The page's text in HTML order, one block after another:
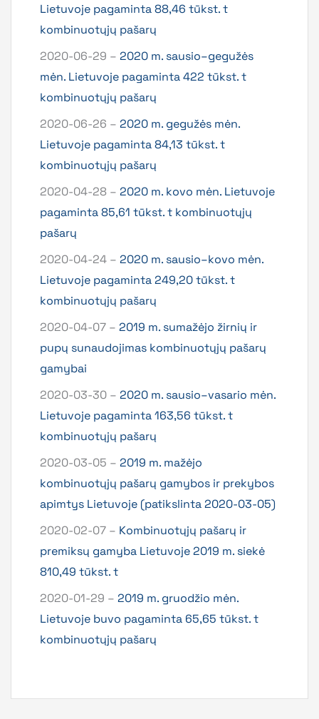
Lietuvoje pagaminta 88,46 tūkst. t
kombinuotųjų pašarų
2020-06-29 – 2020 m. sausio–gegužės
mėn. Lietuvoje pagaminta 422 tūkst. t
kombinuotųjų pašarų
2020-06-26 – 2020 m. gegužės mėn.
Lietuvoje pagaminta 84,13 tūkst. t
kombinuotųjų pašarų
2020-04-28 – 2020 m. kovo mėn. Lietuvoje
pagaminta 85,61 tūkst. t kombinuotųjų
pašarų
2020-04-24 – 2020 m. sausio–kovo mėn.
Lietuvoje pagaminta 249,20 tūkst. t
kombinuotųjų pašarų
2020-04-07 – 2019 m. sumažėjo žirnių ir
pupų sunaudojimas kombinuotųjų pašarų
gamybai
2020-03-30 – 2020 m. sausio–vasario mėn.
Lietuvoje pagaminta 163,56 tūkst. t
kombinuotųjų pašarų
2020-03-05 – 2019 m. mažėjo
kombinuotųjų pašarų gamybos ir prekybos
apimtys Lietuvoje (patikslinta 2020-03-05)
2020-02-07 – Kombinuotųjų pašarų ir
premiksų gamyba Lietuvoje 2019 m. siekė
810,49 tūkst. t
2020-01-29 – 2019 m. gruodžio mėn.
Lietuvoje buvo pagaminta 65,65 tūkst. t
kombinuotųjų pašarų